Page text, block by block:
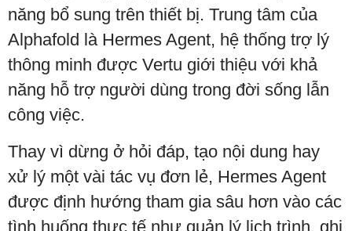
năng bổ sung trên thiết bị. Trung tâm của
Alphafold là Hermes Agent, hệ thống trợ lý
thông minh được Vertu giới thiệu với khả
năng hỗ trợ người dùng trong đời sống lẫn
công việc.
Thay vì dừng ở hỏi đáp, tạo nội dung hay
xử lý một vài tác vụ đơn lẻ, Hermes Agent
được định hướng tham gia sâu hơn vào các
tình huống thực tế như quản lý lịch trình, ghi